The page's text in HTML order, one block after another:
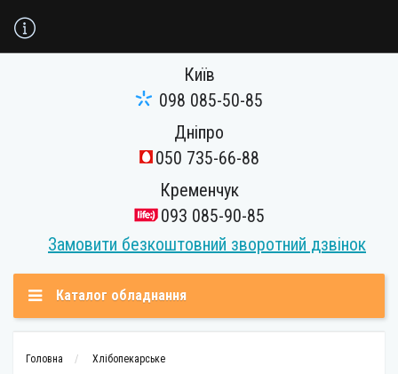
Київ
098 085-50-85
Дніпро
050 735-66-88
Кременчук
093 085-90-85
Замовити безкоштовний зворотний дзвінок
Каталог обладнання
Головна Хлібопекарське